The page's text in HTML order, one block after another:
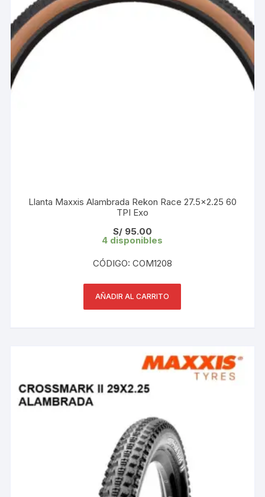
Llanta Maxxis Alambrada Rekon Race 27.5×2.25 60
TPI Exo
S/95.00
4 disponibles
CÓDIGO: COM1208
AÑADIR AL CARRITO